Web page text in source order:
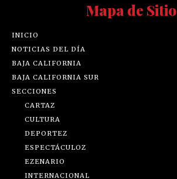
Mapa de Sitio
INICIO
NOTICIAS DEL DÍA
BAJA CALIFORNIA
BAJA CALIFORNIA SUR
SECCIONES
CARTAZ
CULTURA
DEPORTEZ
ESPECTÁCULOZ
EZENARIO
INTERNACIONAL